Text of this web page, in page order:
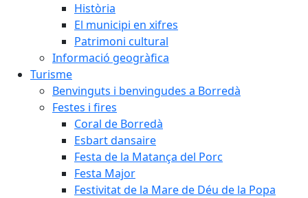
Història
El municipi en xifres
Patrimoni cultural
Informació geogràfica
Turisme
Benvinguts i benvingudes a Borredà
Festes i fires
Coral de Borredà
Esbart dansaire
Festa de la Matança del Porc
Festa Major
Festivitat de la Mare de Déu de la Popa